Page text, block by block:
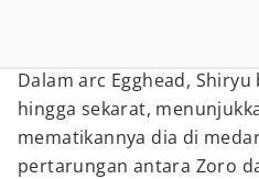
Dalam arc Egghead,
hingga sekarat,
mematikannya dia di
pertarungan antara Zoro